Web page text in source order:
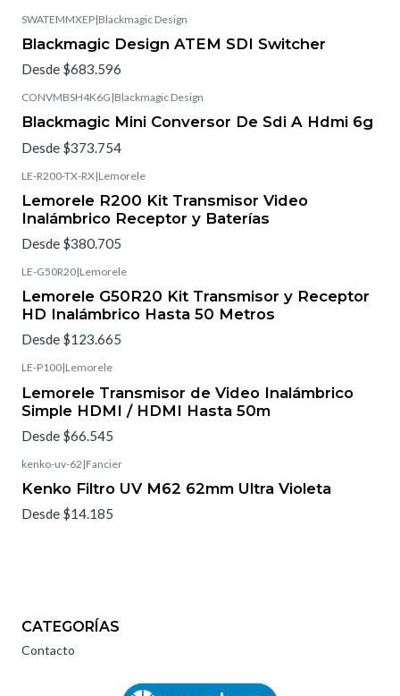
SWATEMMXEP|Blackmagic Design
Blackmagic Design ATEM SDI Switcher
Desde $683.596
CONVMBSH4K6G |Blackmagic Design
Blackmagic Mini Conversor De Sdi A Hdmi 6g
Desde $373.754
LE-R200-TX-RX|Lemorele
Lemorele R200 Kit Transmisor Video
Inalámbrico Receptor y Baterías
Desde $380.705
LE-G50R20|Lemorele
Lemorele G50R20 Kit Transmisor y Receptor
HD Inalámbrico Hasta 50 Metros
Desde $123.665
LE-P100|Lemorele
Lemorele Transmisor de Video Inalámbrico
Simple HDMI / HDMI Hasta 50m
Desde $66.545
kenko-uv-62 |Fancier
Kenko Filtro UV M62 62mm Ultra Violeta
Desde $14.185
CATEGORÍAS
Contacto